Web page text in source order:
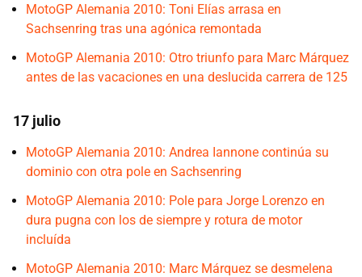
MotoGP Alemania 2010: Toni Elías arrasa en
Sachsenring tras una agónica remontada
MotoGP Alemania 2010: Otro triunfo para Marc Márquez
antes de las vacaciones en una deslucida carrera de 125
17 julio
MotoGP Alemania 2010: Andrea Iannone continúa su
dominio con otra pole en Sachsenring
MotoGP Alemania 2010: Pole para Jorge Lorenzo en
dura pugna con los de siempre y rotura de motor
incluída
MotoGP Alemania 2010: Marc Márquez se desmelena